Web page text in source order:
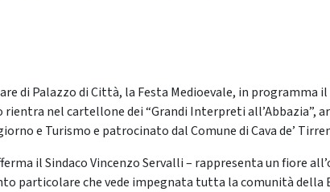
di Palazzo di Città, la Festa Medioevale, in programma il
rientra nel cartellone dei “Grandi Interpreti all’Abbazia”,
e Turismo e patrocinato dal Comune di Cava de’
il Sindaco Vincenzo Servalli – rappresenta un fiore
particolare che vede impegnata tutta la comunità della